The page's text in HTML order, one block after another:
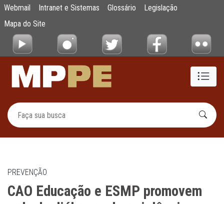
Pular para o Conteúdo principal
CAO Educação e ESMP promovem roda
Webmail Intranet e Sistemas Glossário
Legislação
Mapa do Site
PREVENÇÃO
CAO Educação e ESMP promovem